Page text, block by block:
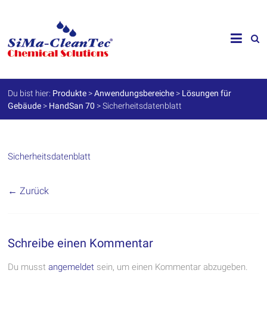
SiMa-
Cleantec
GmbH
Spezialprodukte
für
Werterhalt
Du bist hier: Produkte >Anwendungsbereiche > Lösungen für
Gebäude > HandSan 70 >Sicherheitsdatenblatt
Sicherheitsdatenblatt
← Zurück
Schreibe einen Kommentar
Du musstangemeldet sein, um einen Kommentar abzugeben.